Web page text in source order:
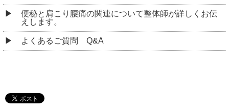
便秘と肩こり腰痛の関連について整体師が詳しくお伝
えします。
よくあるご質問 Q&A